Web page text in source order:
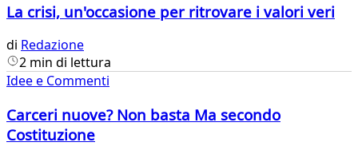
La crisi, un'occasione per ritrovare i valori veri
di Redazione
2 min di lettura
Idee e Commenti
Carceri nuove? Non basta Ma secondo
Costituzione